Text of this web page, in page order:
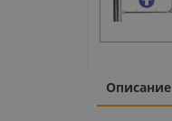
Описание